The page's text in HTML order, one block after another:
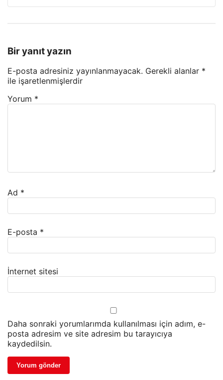
Bir yanıt yazın
E-posta adresiniz yayınlanmayacak. Gerekli alanlar *
ile işaretlenmişlerdir
Yorum *
Ad *
E-posta *
İnternet sitesi
Daha sonraki yorumlarımda kullanılması için adım, e-
posta adresim ve site adresim bu tarayıcıya
kaydedilsin.